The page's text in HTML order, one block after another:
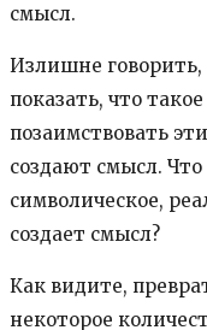
смысл.
Излишне
показать, что
позаимствовать
создают смысл.
символическое,
создает смысл?
Как видите,
некоторое